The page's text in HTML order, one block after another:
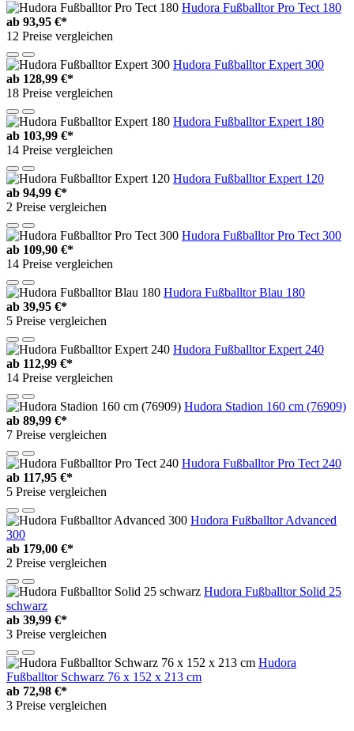
Hudora Fußballtor Pro Tect 180
ab 93,95 €*
12 Preise vergleichen
Hudora Fußballtor Expert 300
ab 128,99 €*
18 Preise vergleichen
Hudora Fußballtor Expert 180
ab 103,99 €*
14 Preise vergleichen
Hudora Fußballtor Expert 120
ab 94,99 €*
2 Preise vergleichen
Hudora Fußballtor Pro Tect 300
ab 109,90 €*
14 Preise vergleichen
Hudora Fußballtor Blau 180
ab 39,95 €*
5 Preise vergleichen
Hudora Fußballtor Expert 240
ab 112,99 €*
14 Preise vergleichen
Hudora Stadion 160 cm (76909)
ab 89,99 €*
7 Preise vergleichen
Hudora Fußballtor Pro Tect 240
ab 117,95 €*
5 Preise vergleichen
Hudora Fußballtor Advanced
300
ab 179,00 €*
2 Preise vergleichen
Hudora Fußballtor Solid 25
schwarz
ab 39,99 €*
3 Preise vergleichen
Hudora
Fußballtor Schwarz 76 x 152 x 213 cm
ab 72,98 €*
3 Preise vergleichen